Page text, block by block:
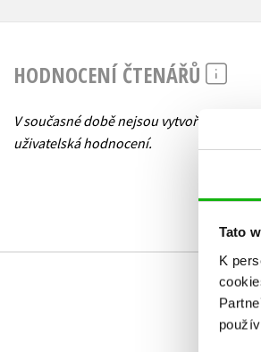
Tato
K
HODNOCENÍ ČTENÁŘŮ
V současné době nejsou vytvořena žádná
uživatelská hodnocení.